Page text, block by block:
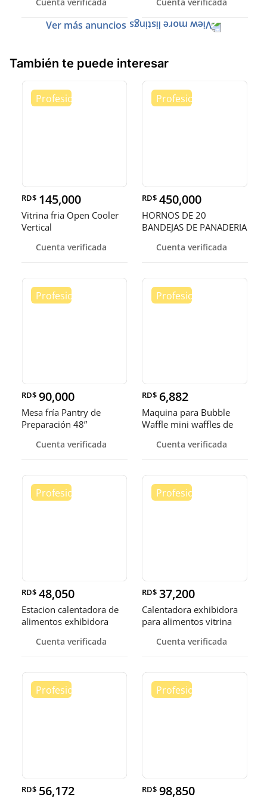
Ver más anuncios
También te puede interesar
RD$ 145,000
Vitrina fria Open Cooler
Vertical
Cuenta verificada
RD$ 450,000
HORNOS DE 20
BANDEJAS DE PANADERIA
Cuenta verificada
RD$ 90,000
Mesa fría Pantry de
Preparación 48”
Cuenta verificada
RD$ 6,882
Maquina para Bubble
Waffle mini waffles de
Cuenta verificada
RD$ 48,050
Estacion calentadora de
alimentos exhibidora
Cuenta verificada
RD$ 37,200
Calentadora exhibidora
para alimentos vitrina
Cuenta verificada
RD$ 56,172 RD$ 98,850